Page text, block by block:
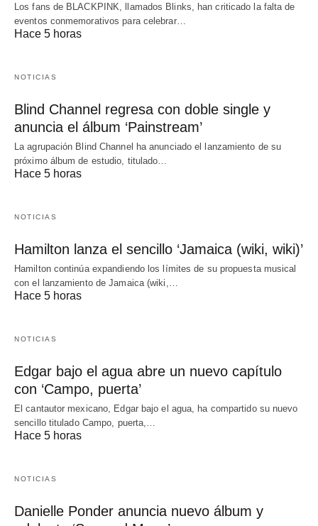
Los fans de BLACKPINK, llamados Blinks, han criticado la falta de
eventos conmemorativos para celebrar…
Hace 5 horas
NOTICIAS
Blind Channel regresa con doble single y
anuncia el álbum ‘Painstream’
La agrupación Blind Channel ha anunciado el lanzamiento de su
próximo álbum de estudio, titulado…
Hace 5 horas
NOTICIAS
Hamilton lanza el sencillo ‘Jamaica (wiki, wiki)’
Hamilton continúa expandiendo los límites de su propuesta musical
con el lanzamiento de Jamaica (wiki,…
Hace 5 horas
NOTICIAS
Edgar bajo el agua abre un nuevo capítulo
con ‘Campo, puerta’
El cantautor mexicano, Edgar bajo el agua, ha compartido su nuevo
sencillo titulado Campo, puerta,…
Hace 5 horas
NOTICIAS
Danielle Ponder anuncia nuevo álbum y